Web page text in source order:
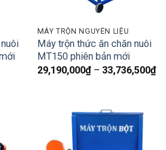
MÁY TRỘN NGUYÊN LIỆU
Máy trộn thức ăn chăn nuôi
MT150 phiên bản mới
29,190,000₫ – 33,736,500₫